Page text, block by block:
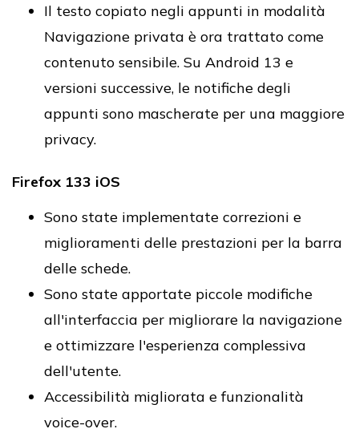
Il testo copiato negli appunti in modalità
Navigazione privata è ora trattato come
contenuto sensibile. Su Android 13 e
versioni successive, le notifiche degli
appunti sono mascherate per una maggiore
privacy.
Firefox 133 iOS
Sono state implementate correzioni e
miglioramenti delle prestazioni per la barra
delle schede.
Sono state apportate piccole modifiche
all'interfaccia per migliorare la navigazione
e ottimizzare l'esperienza complessiva
dell'utente.
Accessibilità migliorata e funzionalità
voice-over.